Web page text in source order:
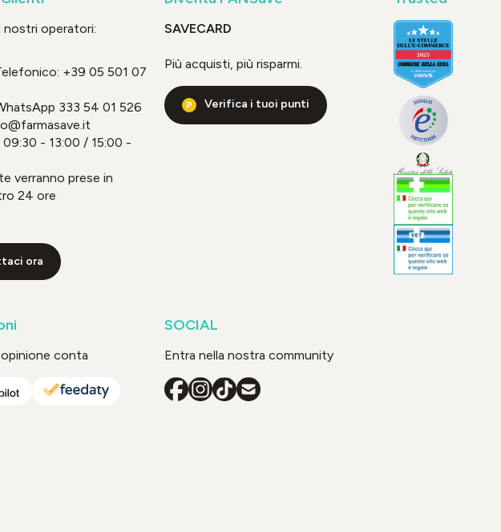
nostri operatori:
+39 05 501 07
333 54 01 526
09:30 - 13:00 / 15:00 -
verranno prese in
24 ore
ora
SAVECARD
Più acquisti, più risparmi.
Verifica i tuoi punti
conta
SOCIAL
Entra nella nostra community